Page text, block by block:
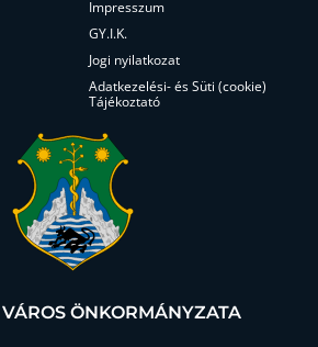
Impresszum
GY.I.K.
Jogi nyilatkozat
Adatkezelési- és Süti (cookie)
Tájékoztató
ÖNKORMÁNYZATA